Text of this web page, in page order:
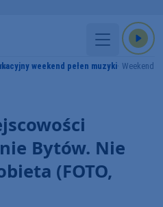
weekend pełen muzyki Weekend
Bytów. Nie
(FOTO,